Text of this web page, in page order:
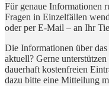
Für genaue Informationen
Fragen in Einzelfällen
oder per E-Mail – an Ihr
Die Informationen über
aktuell? Gerne
dauerhaft kostenfreien
dazu bitte eine Mitteilung